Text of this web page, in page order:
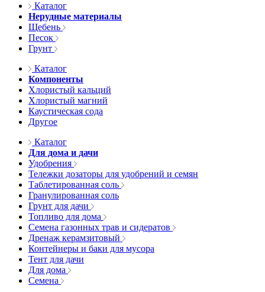
Каталог
Нерудные материалы
Щебень
Песок
Грунт
Каталог
Компоненты
Хлористый кальций
Хлористый магний
Каустическая сода
Другое
Каталог
Для дома и дачи
Удобрения
Тележки дозаторы для удобрений и семян
Таблетированная соль
Гранулированная соль
Грунт для дачи
Топливо для дома
Семена газонных трав и сидератов
Дренаж керамзитовый
Контейнеры и баки для мусора
Тент для дачи
Для дома
Семена